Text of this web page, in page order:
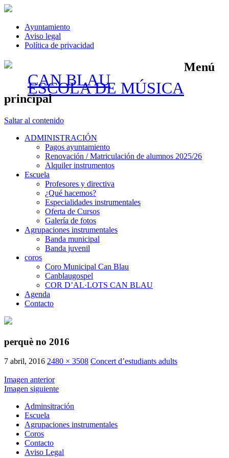
Ayuntamiento
Aviso legal
Política de privacidad
CAN BLAU
ESCOLA DE MÚSICA
Menú
principal
Saltar al contenido
ADMINISTRACIÓN
Pagos ayuntamiento
Renovación / Matriculación de alumnos 2025/26
Alquiler instrumentos
Escuela
Profesores y directiva
¿Qué hacemos?
Especialidades instrumentales
Oferta de Cursos
Galería de fotos
Agrupaciones instrumentales
Banda municipal
Banda juvenil
coros
Coro Municipal Can Blau
Canblaugospel
COR D’AL·LOTS CAN BLAU
Agenda
Contacto
perquè no 2016
7 abril, 2016 2480 × 3508 Concert d’estudiants adults
Imagen anterior
Imagen siguiente
Adminsitración
Escuela
Agrupaciones instrumentales
Coros
Contacto
Aviso Legal